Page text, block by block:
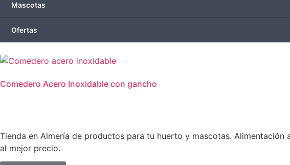
Mascotas
Ofertas
Comedero Acero Inoxidable con gancho
Tienda en Almería de productos para tu huerto y mascotas.
al mejor precio.